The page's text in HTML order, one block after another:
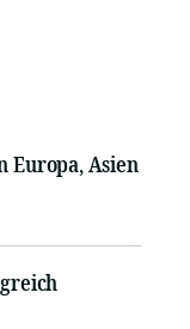
Europa, Asien